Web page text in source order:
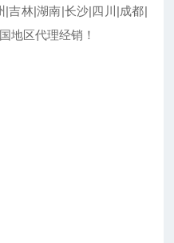
|吉林|湖南|长沙|四川|成都|
地区代理经销！